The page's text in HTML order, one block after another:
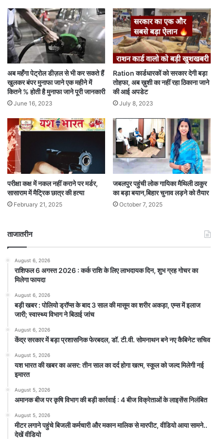
अब महँगा पेट्रोल डीज़ल से भी कर सकते हैं
खुलकर बंपर मुनाफा जाने एक महीने में
कितने % होती है मुनाफा जाने पूरी जानकारी
June 16, 2023
Ration कार्डधारकों को सरकार देगी बड़ा
तोहफा, अब ख़ुशी का नहीं रहा ठिकाना जाने
की आई अपडेट
July 8, 2023
परीक्षा कक्ष में नकल नहीं कराने पर मर्डर,
सासाराम में मैट्रिक छात्र की हत्या
February 21, 2025
जबलपुर पहुंची लोक गायिका मैथिली ठाकुर
का बड़ा बयान,बिहार चुनाव लड़ने को तैयार
October 7, 2025
ताजातरीन
August 6, 2026
राशिफल 6 अगस्त 2026 : कर्क राशि के लिए लाभदायक दिन, शुभ ग्रह गोचर का
मिलेगा फायदा
August 6, 2026
बड़ी खबर : पोलियो ड्रॉप्स के बाद 3 साल की मासूम का शरीर अकड़ा, एम्स में इलाज
जारी; स्वास्थ्य विभाग ने बिठाई जांच
August 6, 2026
केंद्र सरकार में बड़ा प्रशासनिक फेरबदल, डॉ. टी.वी. सोमनाथन बने नए कैबिनेट सचिव
August 5, 2026
यश भारत की खबर का असर: तीन साल का दर्द होगा खत्म, स्कूल को जल्द मिलेगी नई
इमारत
August 5, 2026
अमानक बीज पर कृषि विभाग की बड़ी कार्रवाई : 4 बीज विक्रेताओं के लाइसेंस निलंबित
August 5, 2026
मीटर लगाने पहुंचे बिजली कर्मचारी और मकान मालिक से मारपीट, वीडियो आया सामने..
देखें वीडियो